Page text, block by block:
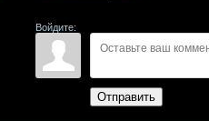
Войдите:
Отправить